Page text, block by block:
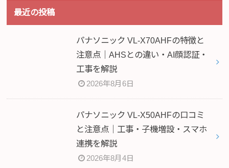
最近の投稿
パナソニック VL-X70AHFの特徴と
注意点｜AHSとの違い・AI顔認証・
工事を解説
2026年8月6日
パナソニック VL-X50AHFの口コミ
と注意点｜工事・子機増設・スマホ
連携を解説
2026年8月4日